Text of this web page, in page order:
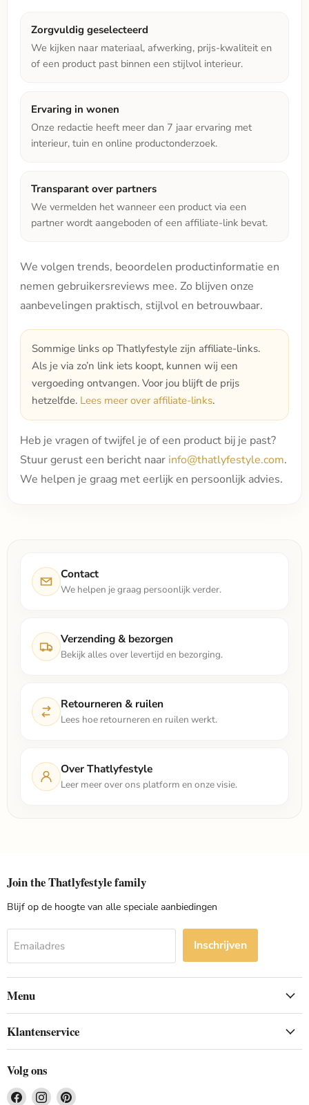
Zorgvuldig geselecteerd
We kijken naar materiaal, afwerking, prijs-kwaliteit en
of een product past binnen een stijlvol interieur.
Ervaring in wonen
Onze redactie heeft meer dan 7 jaar ervaring met
interieur, tuin en online productonderzoek.
Transparant over partners
We vermelden het wanneer een product via een
partner wordt aangeboden of een affiliate-link bevat.
We volgen trends, beoordelen productinformatie en
nemen gebruikersreviews mee. Zo blijven onze
aanbevelingen praktisch, stijlvol en betrouwbaar.
Sommige links op Thatlyfestyle zijn affiliate-links.
Als je via zo’n link iets koopt, kunnen wij een
vergoeding ontvangen. Voor jou blijft de prijs
hetzelfde. Lees meer over affiliate-links.
Heb je vragen of twijfel je of een product bij je past?
Stuur gerust een bericht naar info@thatlyfestyle.com.
We helpen je graag met eerlijk en persoonlijk advies.
Contact
We helpen je graag persoonlijk verder.
Verzending & bezorgen
Bekijk alles over levertijd en bezorging.
Retourneren & ruilen
Lees hoe retourneren en ruilen werkt.
Over Thatlyfestyle
Leer meer over ons platform en onze visie.
Join the Thatlyfestyle family
Blijf op de hoogte van alle speciale aanbiedingen
Emailadres Inschrijven
Menu
Klantenservice
Volg ons
Vind Vind Vind